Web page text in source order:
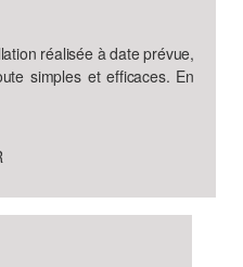
réalisée à date prévue,
simples et efficaces. En